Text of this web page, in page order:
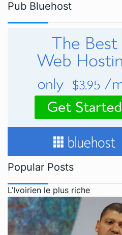
Pub Bluehost
Popular Posts
L’Ivoirien le plus riche